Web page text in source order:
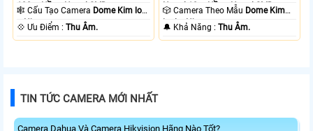
100m Hồng Ngoại SMD.
🕸️ Cấu Tạo Camera Dome Kim loại
+ Nhựa.
️💠 Ưu Điểm :Thu Âm.
Ngoại 10m Hồng Ngoại SMD.
🎲 Camera Theo Mẫu Dome Kim
loại + Nhựa.
️🔔 Khả Năng :Thu Âm.
TIN TỨC CAMERA MỚI NHẤT
Camera Dahua Và Camera Hikvision Hãng Nào Tốt?